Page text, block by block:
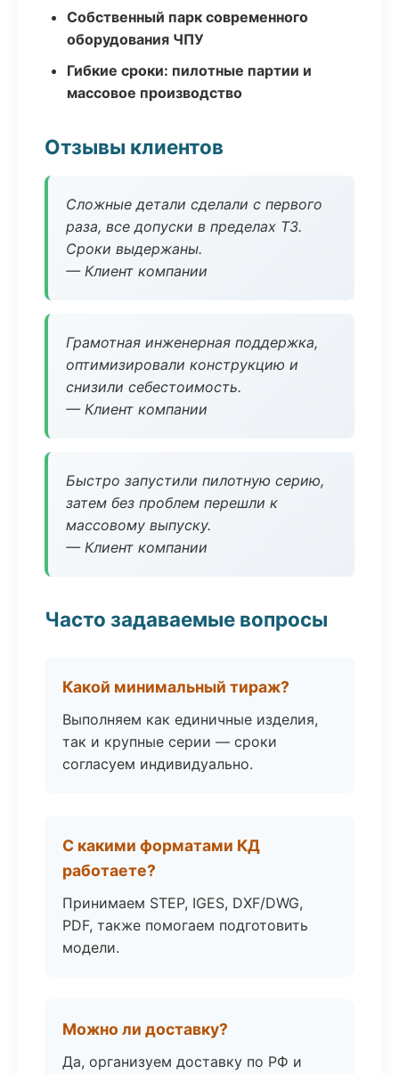
Собственный парк современного
оборудования ЧПУ
Гибкие сроки: пилотные партии и
массовое производство
Отзывы клиентов
Сложные детали сделали с первого
раза, все допуски в пределах ТЗ.
Сроки выдержаны.
— Клиент компании
Грамотная инженерная поддержка,
оптимизировали конструкцию и
снизили себестоимость.
— Клиент компании
Быстро запустили пилотную серию,
затем без проблем перешли к
массовому выпуску.
— Клиент компании
Часто задаваемые вопросы
Какой минимальный тираж?
Выполняем как единичные изделия,
так и крупные серии — сроки
согласуем индивидуально.
С какими форматами КД
работаете?
Принимаем STEP, IGES, DXF/DWG,
PDF, также помогаем подготовить
модели.
Можно ли доставку?
Да, организуем доставку по РФ и